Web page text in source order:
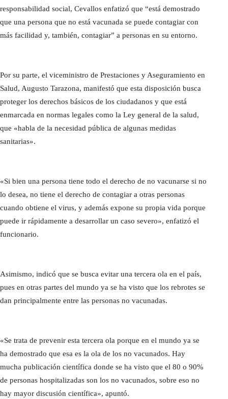
responsabilidad social, Cevallos enfatizó que “está demostrado
que una persona que no está vacunada se puede contagiar con
más facilidad y, también, contagiar” a personas en su entorno.
Por su parte, el viceministro de Prestaciones y Aseguramiento en
Salud, Augusto Tarazona, manifestó que esta disposición busca
proteger los derechos básicos de los ciudadanos y que está
enmarcada en normas legales como la Ley general de la salud,
que «habla de la necesidad pública de algunas medidas
sanitarias».
«Si bien una persona tiene todo el derecho de no vacunarse si no
lo desea, no tiene el derecho de contagiar a otras personas
cuando obtiene el virus, y además expone su propia vida porque
puede ir rápidamente a desarrollar un caso severo», enfatizó el
funcionario.
Asimismo, indicó que se busca evitar una tercera ola en el país,
pues en otras partes del mundo ya se ha visto que los rebrotes se
dan principalmente entre las personas no vacunadas.
«Se trata de prevenir esta tercera ola porque en el mundo ya se
ha demostrado que esa es la ola de los no vacunados. Hay
mucha publicación científica donde se ha visto que el 80 o 90%
de personas hospitalizadas son los no vacunados, sobre eso no
hay mayor discusión científica», apuntó.